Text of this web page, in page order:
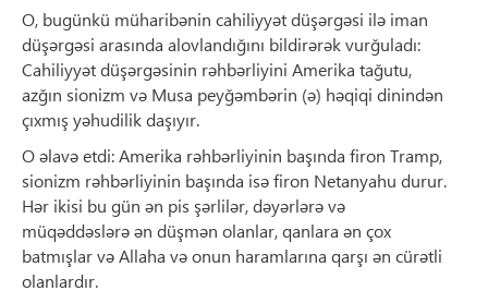
O, bugünkü müharibənin cahiliyyət düşərgəsi ilə iman
düşərgəsi arasında alovlandığını bildirərək vurğuladı:
Cahiliyyət düşərgəsinin rəhbərliyini Amerika tağutu,
azğın sionizm və Musa peyğəmbərin (ə) həqiqi dinindən
çıxmış yəhudilik daşıyır.
O əlavə etdi: Amerika rəhbərliyinin başında firon Tramp,
sionizm rəhbərliyinin başında isə firon Netanyahu durur.
Hər ikisi bu gün ən pis şərlilər, dəyərlərə və
müqəddəslərə ən düşmən olanlar, qanlara ən çox
batmışlar və Allaha və onun haramlarına qarşı ən cürətli
olanlardır.